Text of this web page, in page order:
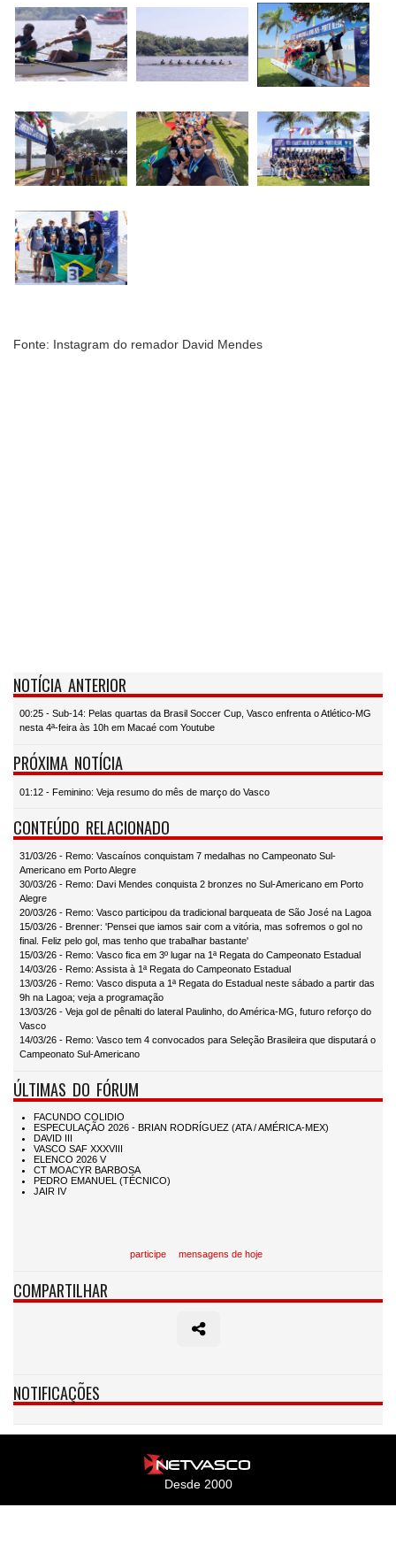
Fonte: Instagram do remador David Mendes
NOTÍCIA ANTERIOR
00:25 - Sub-14: Pelas quartas da Brasil Soccer Cup, Vasco enfrenta o Atlético-MG
nesta 4ª-feira às 10h em Macaé com Youtube
PRÓXIMA NOTÍCIA
01:12 - Feminino: Veja resumo do mês de março do Vasco
CONTEÚDO RELACIONADO
31/03/26 - Remo: Vascaínos conquistam 7 medalhas no Campeonato Sul-
Americano em Porto Alegre
30/03/26 - Remo: Davi Mendes conquista 2 bronzes no Sul-Americano em Porto
Alegre
20/03/26 - Remo: Vasco participou da tradicional barqueata de São José na Lagoa
15/03/26 - Brenner: 'Pensei que iamos sair com a vitória, mas sofremos o gol no
final. Feliz pelo gol, mas tenho que trabalhar bastante'
15/03/26 - Remo: Vasco fica em 3º lugar na 1ª Regata do Campeonato Estadual
14/03/26 - Remo: Assista à 1ª Regata do Campeonato Estadual
13/03/26 - Remo: Vasco disputa a 1ª Regata do Estadual neste sábado a partir das
9h na Lagoa; veja a programação
13/03/26 - Veja gol de pênalti do lateral Paulinho, do América-MG, futuro reforço do
Vasco
14/03/26 - Remo: Vasco tem 4 convocados para Seleção Brasileira que disputará o
Campeonato Sul-Americano
ÚLTIMAS DO FÓRUM
participe mensagens de hoje
COMPARTILHAR
NOTIFICAÇÕES
Desde 2000